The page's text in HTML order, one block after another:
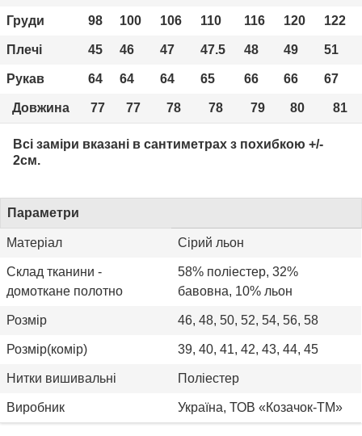
Груди 98 100 106 110 116 120 122
Плечі 45 46 47 47.5 48 49 51
Рукав 64 64 64 65 66 66 67
Довжина 77 77 78 78 79 80 81
Всі заміри вказані в сантиметрах з похибкою +/-
2см.
Параметри
Матеріал Сірий льон
Склад тканини -
домоткане полотно
58% поліестер, 32%
бавовна, 10% льон
Розмір 46, 48, 50, 52, 54, 56, 58
Розмір(комір) 39, 40, 41, 42, 43, 44, 45
Нитки вишивальні Поліестер
Виробник Україна, ТОВ «Козачок-ТМ»